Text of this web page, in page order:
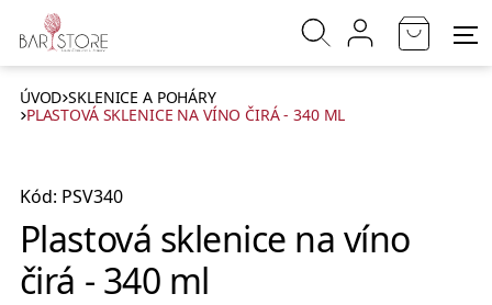
ÚVOD SKLENICE A POHÁRY
PLASTOVÁ SKLENICE NA VÍNO ČIRÁ - 340 ML
Kód: PSV340
Plastová sklenice na víno
čirá - 340 ml